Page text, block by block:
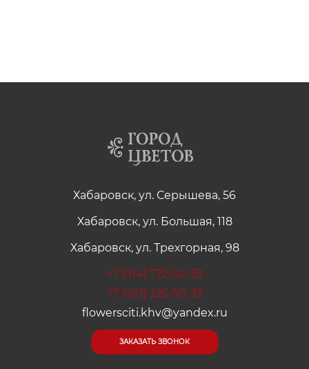
Хабаровск, ул. Серышева, 56
Хабаровск, ул. Большая, 118
Хабаровск, ул. Трехгорная, 98
+7 (914) 772-50-33
+7 (421) 225-50-33
flowersciti.khv@yandex.ru
ЗАКАЗАТЬ ЗВОНОК